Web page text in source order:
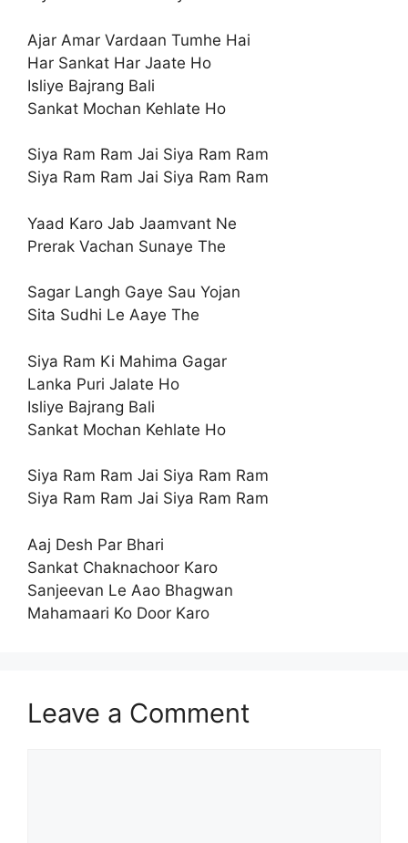
Ajar Amar Vardaan Tumhe Hai
Har Sankat Har Jaate Ho
Isliye Bajrang Bali
Sankat Mochan Kehlate Ho
Siya Ram Ram Jai Siya Ram Ram
Siya Ram Ram Jai Siya Ram Ram
Yaad Karo Jab Jaamvant Ne
Prerak Vachan Sunaye The
Sagar Langh Gaye Sau Yojan
Sita Sudhi Le Aaye The
Siya Ram Ki Mahima Gagar
Lanka Puri Jalate Ho
Isliye Bajrang Bali
Sankat Mochan Kehlate Ho
Siya Ram Ram Jai Siya Ram Ram
Siya Ram Ram Jai Siya Ram Ram
Aaj Desh Par Bhari
Sankat Chaknachoor Karo
Sanjeevan Le Aao Bhagwan
Mahamaari Ko Door Karo
Leave a Comment